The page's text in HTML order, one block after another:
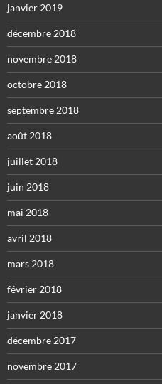
janvier 2019
décembre 2018
novembre 2018
octobre 2018
septembre 2018
août 2018
juillet 2018
juin 2018
mai 2018
avril 2018
mars 2018
février 2018
janvier 2018
décembre 2017
novembre 2017